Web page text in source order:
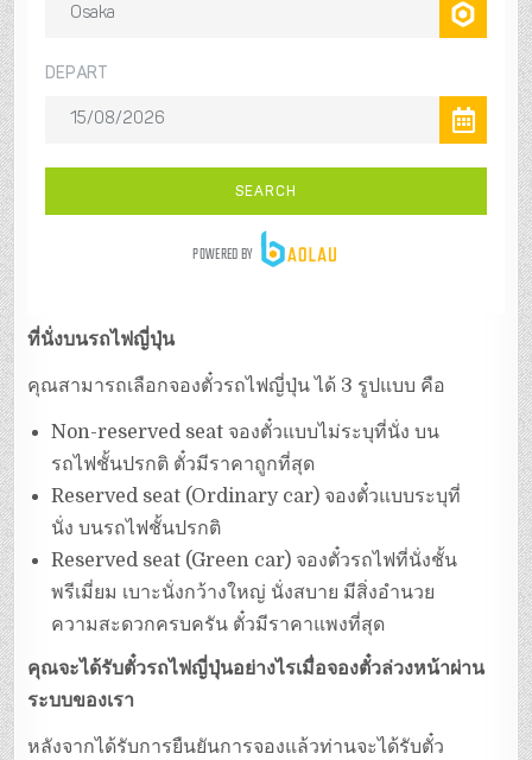
ที่นั่งบนรถไฟญี่ปุ่น
คุณสามารถเลือกจองตั๋วรถไฟญี่ปุ่น ได้ 3 รูปแบบ คือ
Non-reserved seat จองตั๋วแบบไม่ระบุที่นั่ง บน
รถไฟชั้นปรกติ ตั๋วมีราคาถูกที่สุด
Reserved seat (Ordinary car) จองตั๋วแบบระบุที่
นั่ง บนรถไฟชั้นปรกติ
Reserved seat (Green car) จองตั๋วรถไฟที่นั่งชั้น
พรีเมี่ยม เบาะนั่งกว้างใหญ่ นั่งสบาย มีสิ่งอำนวย
ความสะดวกครบครัน ตั๋วมีราคาแพงที่สุด
คุณจะได้รับตั๋วรถไฟญี่ปุ่นอย่างไรเมื่อจองตั๋วล่วงหน้าผ่าน
ระบบของเรา
หลังจากได้รับการยืนยันการจองแล้วท่านจะได้รับตั๋ว